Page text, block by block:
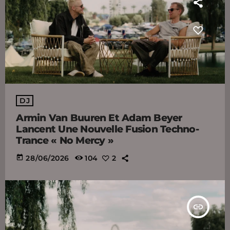
DJ
Armin Van Buuren Et Adam Beyer
Lancent Une Nouvelle Fusion Techno-
Trance « No Mercy »
today 28/06/2026 104 2
insert_link